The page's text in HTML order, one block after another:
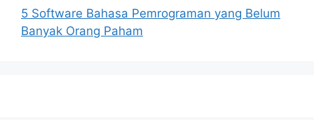
5 Software Bahasa Pemrograman yang Belum
Banyak Orang Paham